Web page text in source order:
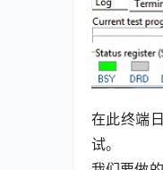
在此终端
试。